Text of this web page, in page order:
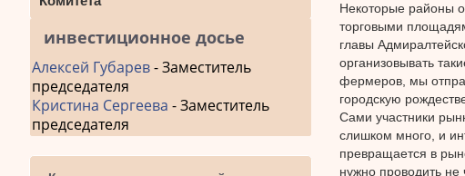
Некоторые районы
торговыми
главы
организовывать
фермеров, мы
городскую
Сами участники
слишком много, и
превращается в
нужно проводить
инвестиционное досье
Алексей Губарев- Заместитель
председателя
Кристина Сергеева - Заместитель
председателя